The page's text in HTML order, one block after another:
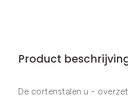
Product
De cortenstalen u –